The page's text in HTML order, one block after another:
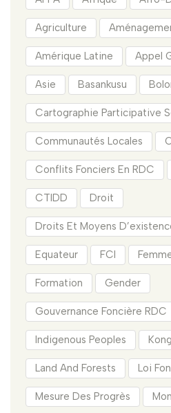
Agriculture
Amérique Latine Appel
Asie Basankusu
Cartographie Participative
Communautés Locales
Conflits Fonciers En RDC
CTIDD Droit
Droits Et Moyens
Equateur FCI
Formation Gender
Gouvernance Foncière RDC
Indigenous Peoples
Land And Forests Loi
Mesure Des Progrès